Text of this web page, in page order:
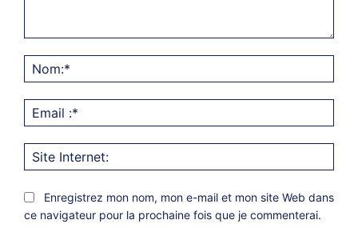
:*
Enregistrez mon nom, mon e-mail et mon site Web dans
ce navigateur pour la prochaine fois que je commenterai.